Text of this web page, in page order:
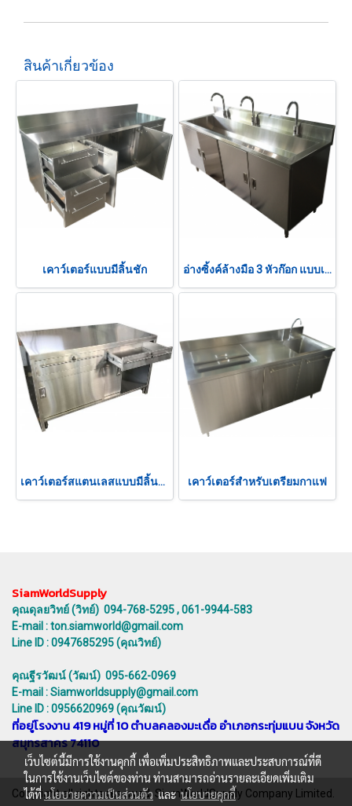
สินค้าเกี่ยวข้อง
เคาว์เตอร์แบบมีลิ้นชัก อ่างซิ้งค์ล้างมือ 3 หัวก๊อก แบบเซ็นเซอร์
เคาว์เตอร์สแตนเลสแบบมีลิ้นชัก เคาว์เตอร์สำหรับเตรียมกาแฟ
SiamWorldSupply
คุณดุลยวิทย์ (วิทย์) 094-768-5295 , 061-9944-583
E-mail : ton.siamworld@gmail.com
Line ID : 0947685295 (คุณวิทย์)
คุณฐีรวัฒน์ (วัฒน์) 095-662-0969
E-mail : Siamworldsupply@gmail.com
Line ID : 0956620969 (คุณวัฒน์)
ที่อยู่โรงงาน 419 หมู่ที่ 10 ตำบลคลองมะเดื่อ อำเภอกระทุ่มแบน จังหวัด
สมุทรสาคร 74110
Copyright all rights reserved. SiamWorldSupply Company Limited.
เว็บไซต์นี้มีการใช้งานคุกกี้ เพื่อเพิ่มประสิทธิภาพและประสบการณ์ที่ดี
ในการใช้งานเว็บไซต์ของท่าน ท่านสามารถอ่านรายละเอียดเพิ่มเติม
ได้ที่นโยบายความเป็นส่วนตัวและนโยบายคุกกี้